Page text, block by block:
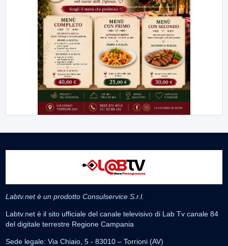
Labtv.net è un prodotto Consulservice S.r.l.
Labtv.net è il sito ufficiale del canale televisivo di Lab Tv canale 84
del digitale terrestre Regione Campania
Sede legale: Via Chiaio, 5 - 83010 – Torrioni (AV)